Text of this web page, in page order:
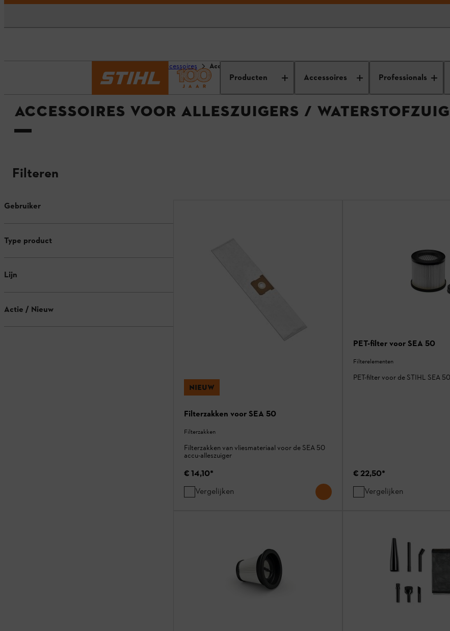
Producten Accessoires Professionals
Productaccessoires Accessoires voor alleszuigers / waterstofzuigers
ACCESSOIRES VOOR ALLESZUIGERS /
Filteren
Gebruiker
Type product
Lijn
Actie / Nieuw
NIEUW
Filterzakken voor SEA 50
Filterzakken
Filterzakken van vliesmateriaal voor de SEA 50
accu-alleszuiger
€ 14,10*
Vergelijken
PET-filter voor SEA 50
Filterelementen
PET-filter voor de STIHL SEA
€ 22,50*
Vergelijken